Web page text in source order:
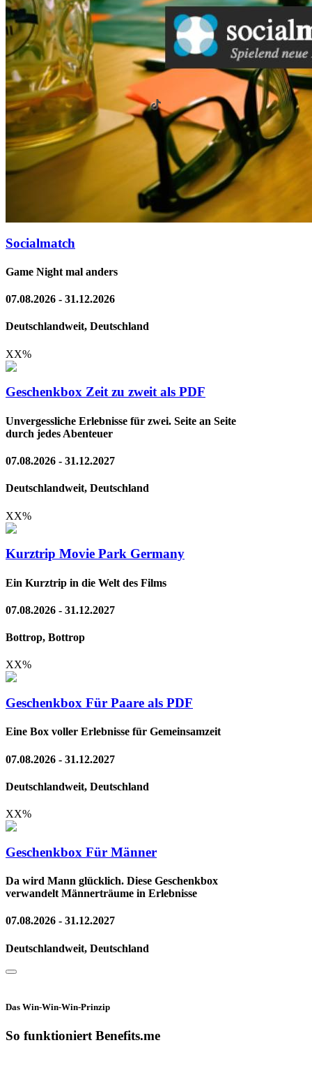
Socialmatch
Game Night mal anders
07.08.2026 - 31.12.2026
Deutschlandweit, Deutschland
XX%
Geschenkbox Zeit zu zweit als PDF
Unvergessliche Erlebnisse für zwei. Seite an Seite
durch jedes Abenteuer
07.08.2026 - 31.12.2027
Deutschlandweit, Deutschland
XX%
Kurztrip Movie Park Germany
Ein Kurztrip in die Welt des Films
07.08.2026 - 31.12.2027
Bottrop, Bottrop
XX%
Geschenkbox Für Paare als PDF
Eine Box voller Erlebnisse für Gemeinsamzeit
07.08.2026 - 31.12.2027
Deutschlandweit, Deutschland
XX%
Geschenkbox Für Männer
Da wird Mann glücklich. Diese Geschenkbox
verwandelt Männerträume in Erlebnisse
07.08.2026 - 31.12.2027
Deutschlandweit, Deutschland
Das Win-Win-Win-Prinzip
So funktioniert Benefits.me